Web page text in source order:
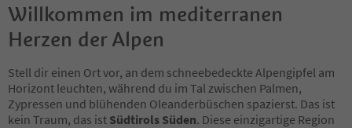
Willkommen im mediterranen
Herzen der Alpen
Stell dir einen Ort vor, an dem schneebedeckte Alpengipfel am
Horizont leuchten, während du im Tal zwischen Palmen,
Zypressen und blühenden Oleanderbüschen spazierst. Das ist
kein Traum, das ist Südtirols Süden. Diese einzigartige Region